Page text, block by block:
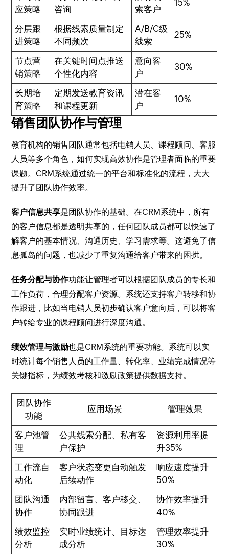
应策略
咨询
索客户
15%
分层跟
进策略
根据线索质量制定
不同频次
A/B/C级
线索
25%
节点营
销策略
在关键时间点推送
个性化内容
意向客
户
30%
长期培
育策略
定期发送教育资讯
和课程更新
潜在客
户
10%
销售团队协作与管理
教育机构的销售团队通常包括电销人员、课程顾问、客服
人员等多个角色，如何实现高效协作是管理者面临的重要
课题。CRM系统通过统一的平台和标准化的流程，大大
提升了团队协作效率。
客户信息共享是团队协作的基础。在CRM系统中，所有
的客户信息都是透明共享的，任何团队成员都可以快速了
解客户的基本情况、沟通历史、学习需求等。这避免了信
息孤岛的问题，也减少了重复沟通给客户带来的困扰。
任务分配与协作功能让管理者可以根据团队成员的专长和
工作负荷，合理分配客户资源。系统还支持客户转移和协
作跟进，比如当电销人员初步确认客户意向后，可以将客
户转给专业的课程顾问进行深度沟通。
绩效管理与激励也是CRM系统的重要功能。系统可以实
时统计每个销售人员的工作量、转化率、业绩完成情况等
关键指标，为绩效考核和激励政策提供数据支持。
团队协作
功能
应用场景 管理效果
客户池管
理
公共线索分配、私有客
户保护
资源利用率提
升35%
工作流自
动化
客户状态变更自动触发
后续动作
响应速度提升
50%
团队沟通
协作
内部留言、客户移交、
协同跟进
协作效率提升
40%
绩效监控
分析
实时业绩统计、目标达
成分析
管理效率提升
30%